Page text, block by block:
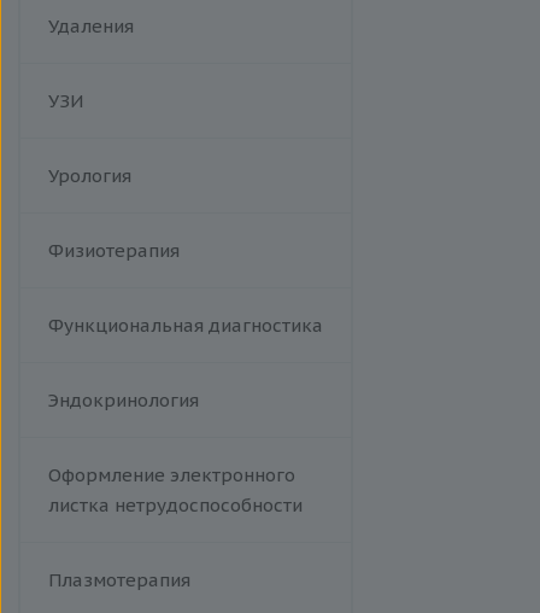
Сыпной тиф (болезнь Брилля-
Гемолитический стрептококк
Удаления
УЗИ
Урология
Физиотерапия
Функциональная диагностика
Эндокринология
Оформление электронного
листка нетрудоспособности
Плазмотерапия